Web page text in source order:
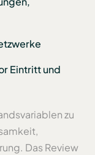
Eintritt und
zu
Das Review